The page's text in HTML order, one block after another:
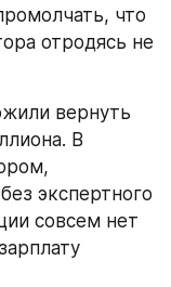
что
отродясь не
вернуть
В
экспертного
совсем нет